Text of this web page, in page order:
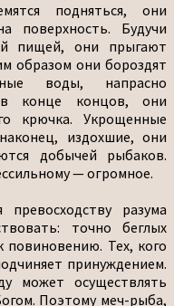
подняться, они
поверхность. Будучи
пищей, они прыгают
образом они бороздят
воды, напрасно
в конце концов, они
крючка. Укрощенные
издохшие, они
добычей рыбаков.
— огромное.
разума
точно беглых
Тех, кого
принуждением.
может осуществлять
Поэтому меч-рыба,